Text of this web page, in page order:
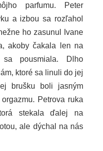
parfumu. Peter
a izbou sa rozľahol
ho zasunul Ivane
akoby čakala len na
pousmiala. Dlho
ktoré sa linuli do jej
brušku boli jasným
Petrova ruka
stekala ďalej na
ale dýchal na nás